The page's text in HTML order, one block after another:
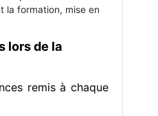
la formation, mise en
lors de la
remis à chaque